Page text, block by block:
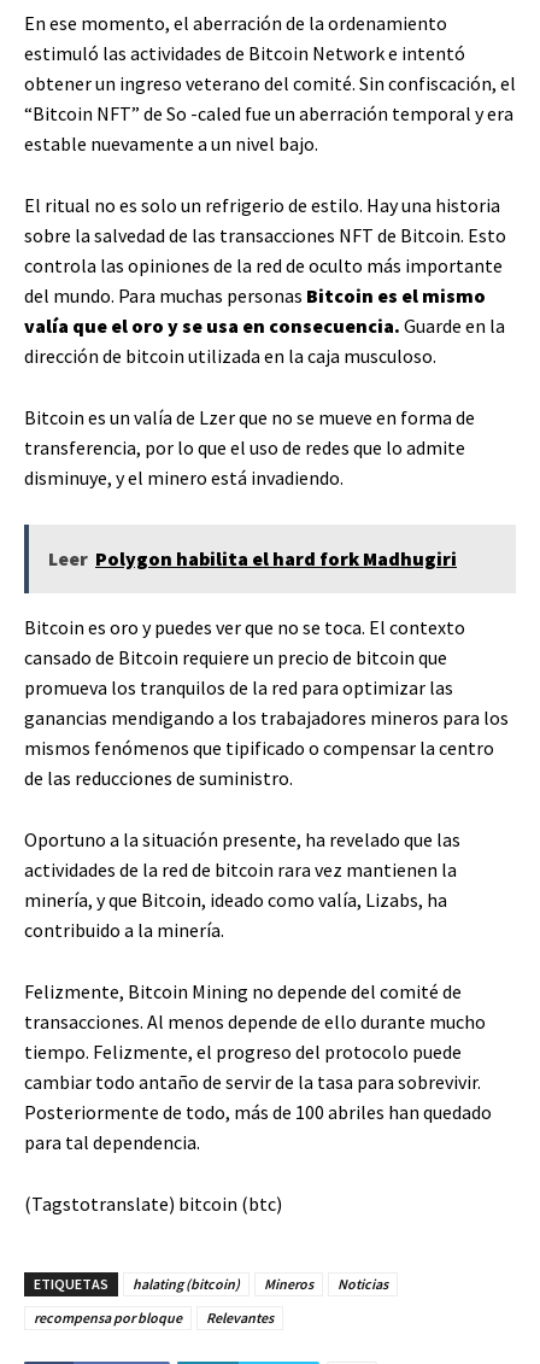
En ese momento, el aberración de la ordenamiento
estimuló las actividades de Bitcoin Network e intentó
obtener un ingreso veterano del comité. Sin confiscación, el
“Bitcoin NFT” de So -caled fue un aberración temporal y era
estable nuevamente a un nivel bajo.
El ritual no es solo un refrigerio de estilo. Hay una historia
sobre la salvedad de las transacciones NFT de Bitcoin. Esto
controla las opiniones de la red de oculto más importante
del mundo. Para muchas personas Bitcoin es el mismo
valía que el oro y se usa en consecuencia. Guarde en la
dirección de bitcoin utilizada en la caja musculoso.
Bitcoin es un valía de Lzer que no se mueve en forma de
transferencia, por lo que el uso de redes que lo admite
disminuye, y el minero está invadiendo.
Leer Polygon habilita el hard fork Madhugiri
Bitcoin es oro y puedes ver que no se toca. El contexto
cansado de Bitcoin requiere un precio de bitcoin que
promueva los tranquilos de la red para optimizar las
ganancias mendigando a los trabajadores mineros para los
mismos fenómenos que tipificado o compensar la centro
de las reducciones de suministro.
Oportuno a la situación presente, ha revelado que las
actividades de la red de bitcoin rara vez mantienen la
minería, y que Bitcoin, ideado como valía, Lizabs, ha
contribuido a la minería.
Felizmente, Bitcoin Mining no depende del comité de
transacciones. Al menos depende de ello durante mucho
tiempo. Felizmente, el progreso del protocolo puede
cambiar todo antaño de servir de la tasa para sobrevivir.
Posteriormente de todo, más de 100 abriles han quedado
para tal dependencia.
(Tagstotranslate) bitcoin (btc)
ETIQUETAS halating (bitcoin) Mineros
Noticias
recompensa por bloque
Relevantes